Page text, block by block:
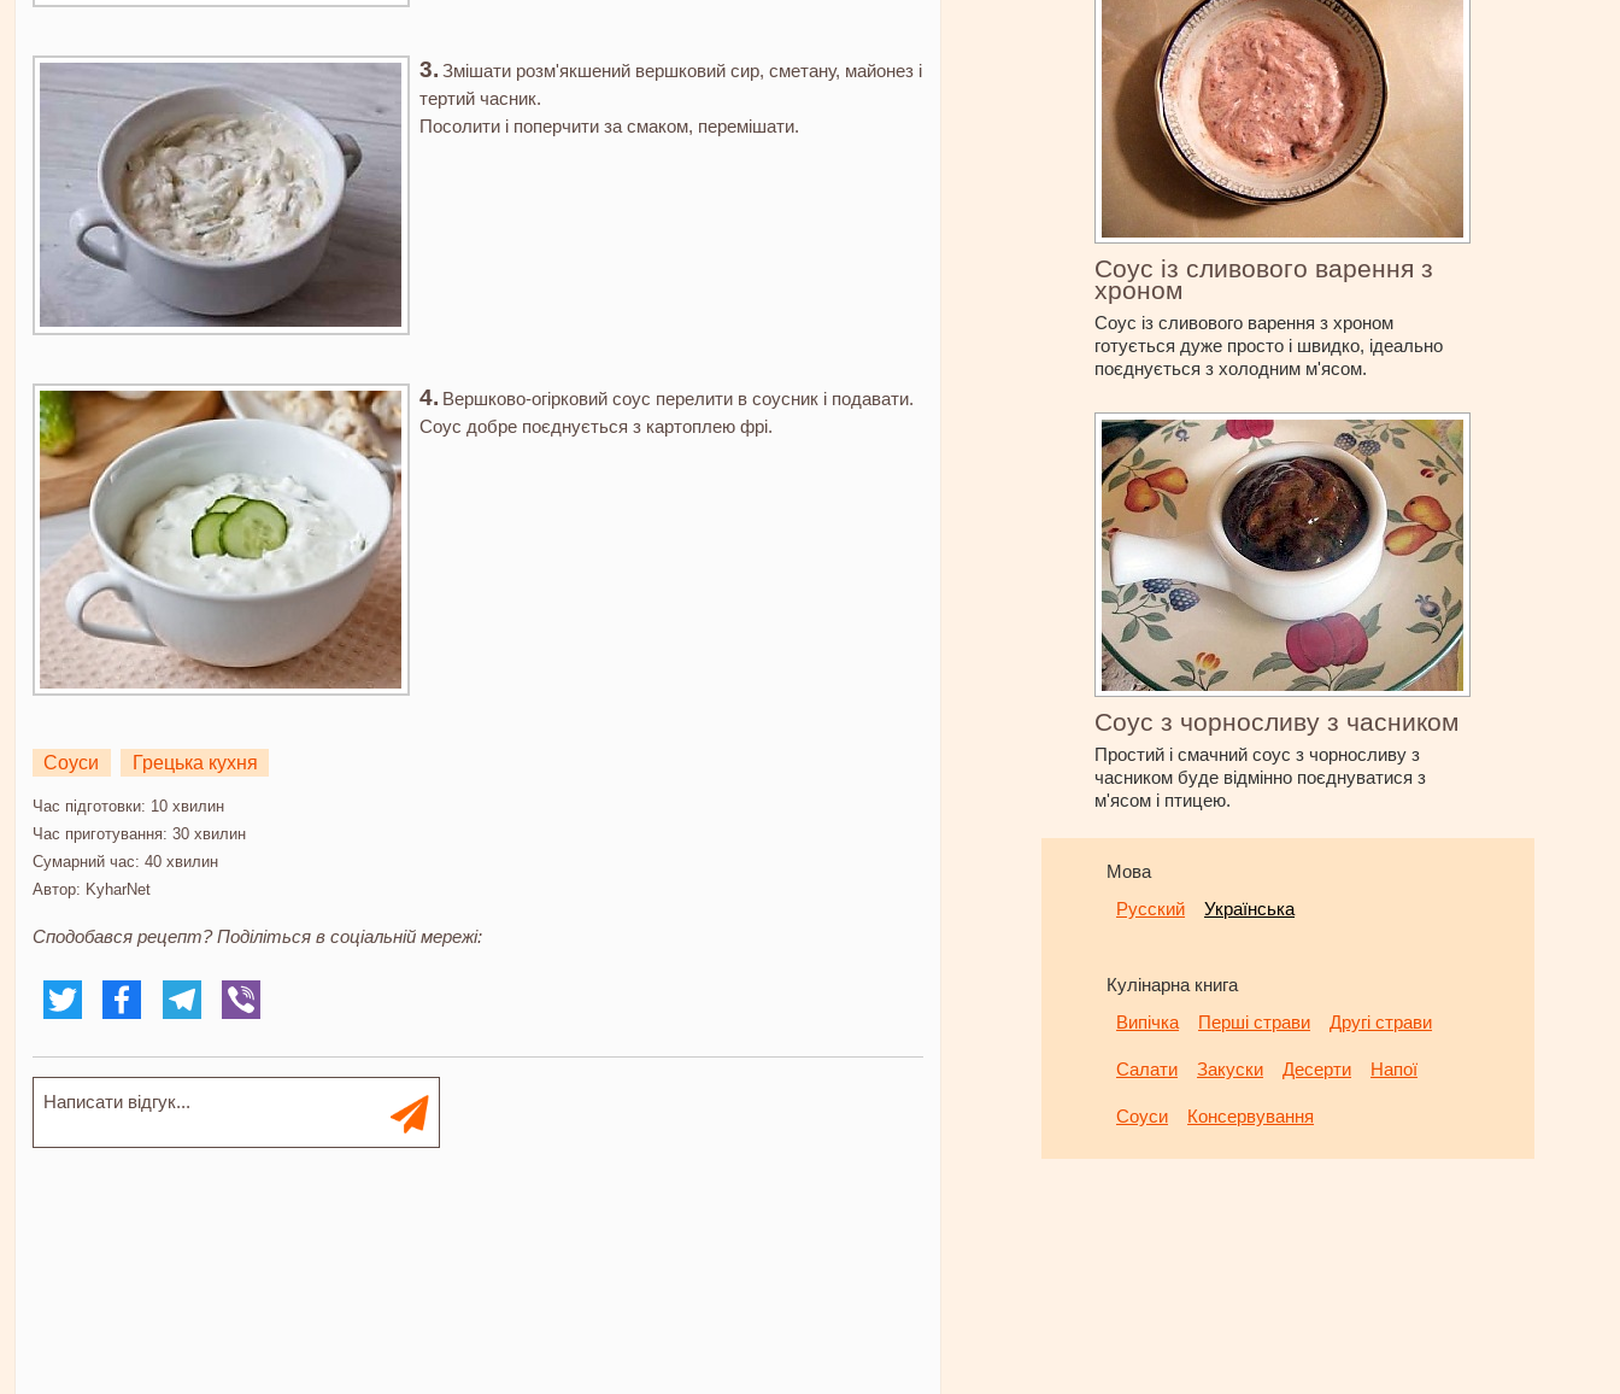
Змішати розм'якшений вершковий сир, сметану, майонез і
тертий часник.
Посолити і поперчити за смаком, перемішати.
Вершково-огірковий соус перелити в соусник і подавати.
Соус добре поєднується з картоплею фрі.
Соуси Грецька кухня
Час підготовки: 10 хвилин
Час приготування: 30 хвилин
Сумарний час: 40 хвилин
Автор: KyharNet
Сподобався рецепт? Поділіться в соціальній мережі:
Соус із сливового варення з
хроном
Соус із сливового варення з хроном
готується дуже просто і швидко, ідеально
поєднується з холодним м'ясом.
Соус з чорносливу з часником
Простий і смачний соус з чорносливу з
часником буде відмінно поєднуватися з
м'ясом і птицею.
Мова
Русский
Українська
Кулінарна книга
Випічка
Перші страви Другі страви
Салати Закуски Десерти Напої
Соуси Консервування